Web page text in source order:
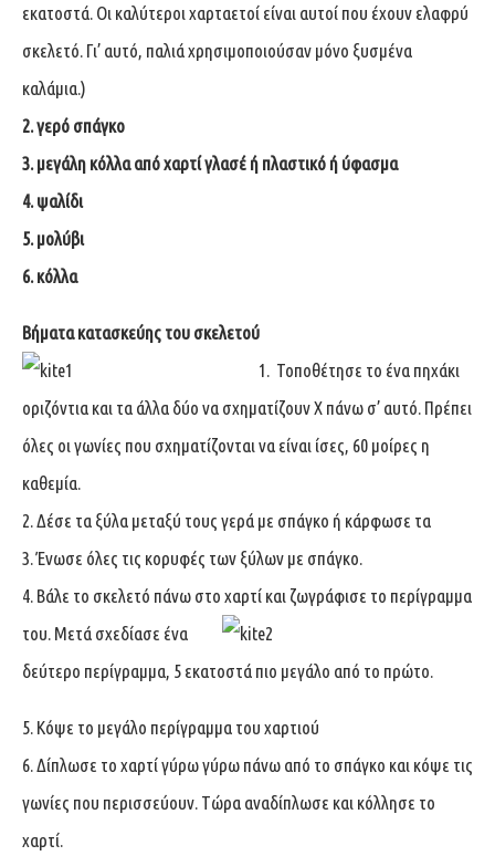
εκατοστά. Οι καλύτεροι χαρταετοί είναι αυτοί που έχουν ελαφρύ
σκελετό. Γι’ αυτό, παλιά χρησιμοποιούσαν μόνο ξυσμένα
καλάμια.)
2. γερό σπάγκο
3. μεγάλη κόλλα από χαρτί γλασέ ή πλαστικό ή ύφασμα
4. ψαλίδι
5. μολύβι
6. κόλλα
Βήματα κατασκεύης του σκελετού
1. Τοποθέτησε το ένα πηχάκι
οριζόντια και τα άλλα δύο να σχηματίζουν X πάνω σ’ αυτό. Πρέπει
όλες οι γωνίες που σχηματίζονται να είναι ίσες, 60 μοίρες η
καθεμία.
2. Δέσε τα ξύλα μεταξύ τους γερά με σπάγκο ή κάρφωσε τα
3. Ένωσε όλες τις κορυφές των ξύλων με σπάγκο.
4. Βάλε το σκελετό πάνω στο χαρτί και ζωγράφισε το περίγραμμα
του. Μετά σχεδίασε ένα
δεύτερο περίγραμμα, 5 εκατοστά πιο μεγάλο από το πρώτο.
5. Κόψε το μεγάλο περίγραμμα του χαρτιού
6. Δίπλωσε το χαρτί γύρω γύρω πάνω από το σπάγκο και κόψε τις
γωνίες που περισσεύουν. Τώρα αναδίπλωσε και κόλλησε το
χαρτί.